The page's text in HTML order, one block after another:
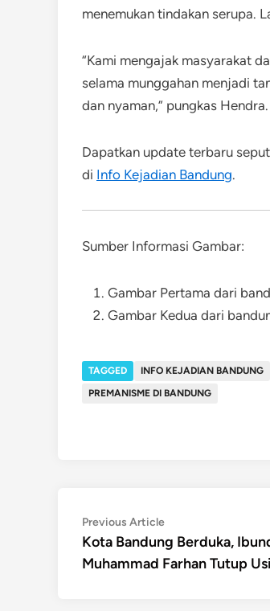
menemukan tindakan serupa.
“Kami mengajak masyarakat
selama munggahan menjadi
dan nyaman,” pungkas Hendra.
Dapatkan update terbaru
di Info Kejadian Bandung.
Sumber Informasi Gambar:
Gambar Pertama dari
Gambar Kedua dari
TAGGED INFO KEJADIAN BANDUNG
PREMANISME DI BANDUNG
Post
navigation
Previous ArticlePrevious
article:
Kota Bandung Berduka,
Muhammad Farhan Tutup